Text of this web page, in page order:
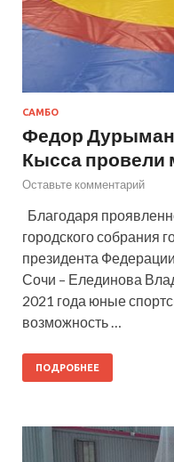
САМБО
Федор
Кысса провели
Оставьте комментарий
Благодаря
городского собрания
президента
Сочи – Елединова
2021 года юные
возможность …
ПОДРОБНЕЕ